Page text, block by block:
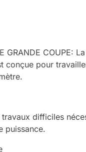
GRANDE COUPE:
conçue pour
difficiles
puissance.